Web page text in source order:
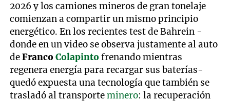
2026 y los camiones mineros de gran tonelaje
comienzan a compartir un mismo principio
energético. En los recientes test de Bahrein -
donde en un video se observa justamente al auto
deFrancoColapintofrenando mientras
regenera energía para recargar sus baterías-
quedó expuesta una tecnología que también se
trasladó al transporteminero: la recuperación